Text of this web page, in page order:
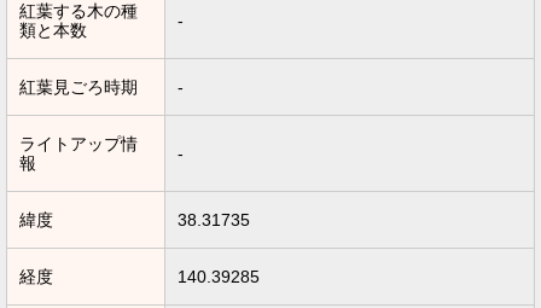
紅葉する木の種
類と本数
-
紅葉見ごろ時期 -
ライトアップ情
報
-
緯度 38.31735
経度 140.39285